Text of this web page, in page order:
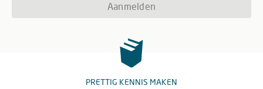
Aanmelden
PRETTIG KENNIS MAKEN